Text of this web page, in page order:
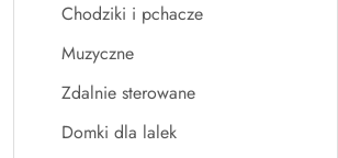
Chodziki i pchacze
Muzyczne
Zdalnie sterowane
Domki dla lalek